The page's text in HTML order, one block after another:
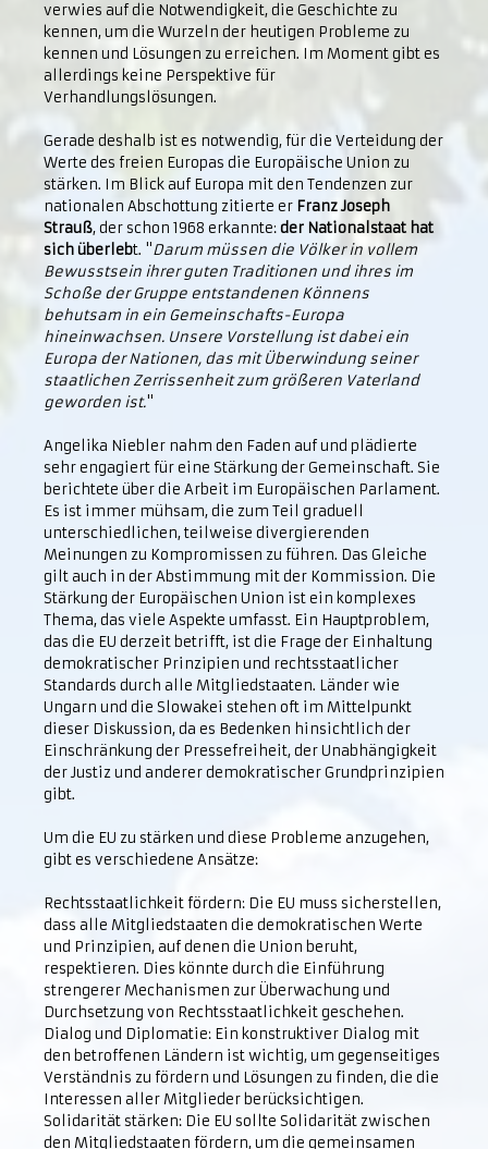
verwies auf die Notwendigkeit, die Geschichte zu
kennen, um die Wurzeln der heutigen Probleme zu
kennen und Lösungen zu erreichen. Im Moment gibt es
allerdings keine Perspektive für
Verhandlungslösungen.
Gerade deshalb ist es notwendig, für die Verteidung der
Werte des freien Europas die Europäische Union zu
stärken. Im Blick auf Europa mit den Tendenzen zur
nationalen Abschottung zitierte er Franz Joseph
Strauß, der schon 1968 erkannte:der Nationalstaat hat
sich überlebt. "Darum müssen die Völker in vollem
Bewusstsein ihrer guten Traditionen und ihres im
Schoße der Gruppe entstandenen Könnens
behutsam in ein Gemeinschafts-Europa
hineinwachsen. Unsere Vorstellung ist dabei ein
Europa der Nationen, das mit Überwindung seiner
staatlichen Zerrissenheit zum größeren Vaterland
geworden ist."
Angelika Niebler nahm den Faden auf und plädierte
sehr engagiert für eine Stärkung der Gemeinschaft. Sie
berichtete über die Arbeit im Europäischen Parlament.
Es ist immer mühsam, die zum Teil graduell
unterschiedlichen, teilweise divergierenden
Meinungen zu Kompromissen zu führen. Das Gleiche
gilt auch in der Abstimmung mit der Kommission. Die
Stärkung der Europäischen Union ist ein komplexes
Thema, das viele Aspekte umfasst. Ein Hauptproblem,
das die EU derzeit betrifft, ist die Frage der Einhaltung
demokratischer Prinzipien und rechtsstaatlicher
Standards durch alle Mitgliedstaaten. Länder wie
Ungarn und die Slowakei stehen oft im Mittelpunkt
dieser Diskussion, da es Bedenken hinsichtlich der
Einschränkung der Pressefreiheit, der Unabhängigkeit
der Justiz und anderer demokratischer Grundprinzipien
gibt.
Um die EU zu stärken und diese Probleme anzugehen,
gibt es verschiedene Ansätze:
Rechtsstaatlichkeit fördern: Die EU muss sicherstellen,
dass alle Mitgliedstaaten die demokratischen Werte
und Prinzipien, auf denen die Union beruht,
respektieren. Dies könnte durch die Einführung
strengerer Mechanismen zur Überwachung und
Durchsetzung von Rechtsstaatlichkeit geschehen.
Dialog und Diplomatie: Ein konstruktiver Dialog mit
den betroffenen Ländern ist wichtig, um gegenseitiges
Verständnis zu fördern und Lösungen zu finden, die die
Interessen aller Mitglieder berücksichtigen.
Solidarität stärken: Die EU sollte Solidarität zwischen
den Mitgliedstaaten fördern, um die gemeinsamen